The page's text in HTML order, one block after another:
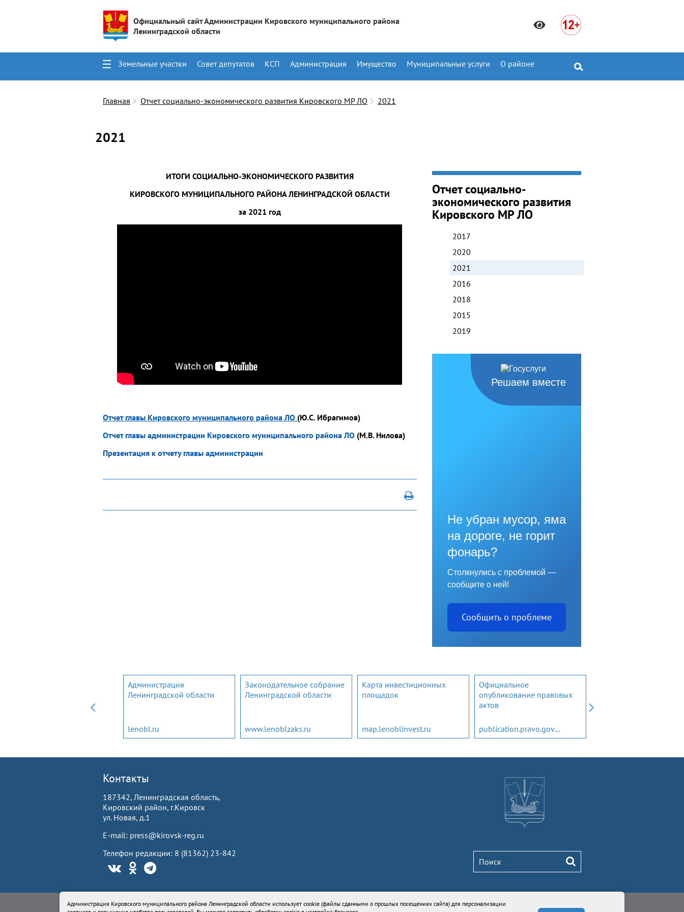
Официальный сайт Администрации Кировского муниципального района
Ленинградской области
Земельные участки Совет депутатов КСП Администрация Имущество Муниципальные услуги О районе
Главная
Отчет социально-экономического развития Кировского МР ЛО 2021
2021
ИТОГИ СОЦИАЛЬНО-ЭКОНОМИЧЕСКОГО РАЗВИТИЯ
КИРОВСКОГО МУНИЦИПАЛЬНОГО РАЙОНА ЛЕНИНГРАДСКОЙ ОБЛАСТИ
за 2021 год
Отчет главы Кировского муниципального района ЛО (Ю.С. Ибрагимов)
Отчет главы администрации Кировского муниципального района ЛО (М.В. Нилова)
Презентация к отчету главы администрации
Отчет социально-
экономического развития
Кировского МР ЛО
2017
2020
2021
2016
2018
2015
2019
Решаем вместе
Не убран мусор, яма
на дороге, не горит
фонарь?
Столкнулись с проблемой —
сообщите о ней!
Сообщить о проблеме
Администрация
Ленинградской области
lenobl.ru
Законодательное собрание
Ленинградской области
www.lenoblzaks.ru
Карта инвестиционных
площадок
map.lenoblinvest.ru
Официальное
опубликование правовых
актов
publication.pravo.gov.ru
Контакты
187342, Ленинградская область,
Кировский район, г.Кировск
ул. Новая, д.1
E-mail: press@kirovsk-reg.ru
Телефон редакции: 8 (81362) 23-842
Свидетельство Роскомнадзора ЭЛ № ФС77-73336 от 24 июля 2018
Учредитель: Администрация Кировского муниципального района Ленинградской области
Администрация Кировского муниципального района Ленинградской области использует cookie (файлы сданными о прошлых посещениях сайта) для персонализации